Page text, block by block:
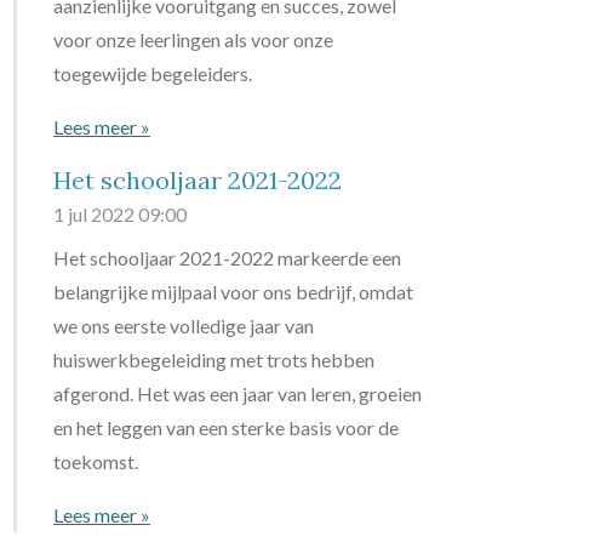
aanzienlijke vooruitgang en succes, zowel
voor onze leerlingen als voor onze
toegewijde begeleiders.
Lees meer »
Het schooljaar 2021-2022
1 jul 2022 09:00
Het schooljaar 2021-2022 markeerde een
belangrijke mijlpaal voor ons bedrijf, omdat
we ons eerste volledige jaar van
huiswerkbegeleiding met trots hebben
afgerond. Het was een jaar van leren, groeien
en het leggen van een sterke basis voor de
toekomst.
Lees meer »